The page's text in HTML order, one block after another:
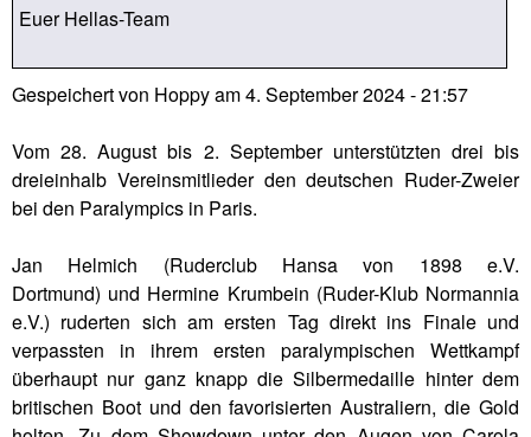
Euer Hellas-Team
Gespeichert von Hoppyam4. September 2024 - 21:57
Vom 28. August bis 2. September unterstützten drei bis
dreieinhalb Vereinsmitlieder den deutschen Ruder-Zweier
bei den Paralympics in Paris.
Jan Helmich (Ruderclub Hansa von 1898 e.V.
Dortmund) und Hermine Krumbein (Ruder-Klub Normannia
e.V.) ruderten sich am ersten Tag direkt ins Finale und
verpassten in ihrem ersten paralympischen Wettkampf
überhaupt nur ganz knapp die Silbermedaille hinter dem
britischen Boot und den favorisierten Australiern, die Gold